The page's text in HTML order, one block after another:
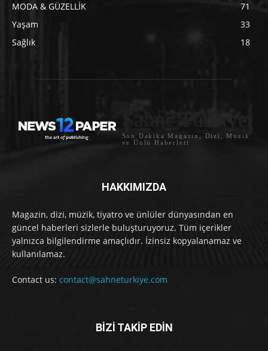
MODA & GÜZELLİK
71
Yaşam
33
Sağlık
18
Sahne Türkiye
Son Dakika Magazin, Dizi, Müzik
ve Ünlü Haberleri
HAKKIMIZDA
Magazin, dizi, müzik, tiyatro ve ünlüler dünyasından en
güncel haberleri sizlerle buluşturuyoruz. Tüm içerikler
yalnızca bilgilendirme amaçlıdır. İzinsiz kopyalanamaz ve
kullanılamaz.
Contact us: contact@sahneturkiye.com
BİZİ TAKİP EDİN